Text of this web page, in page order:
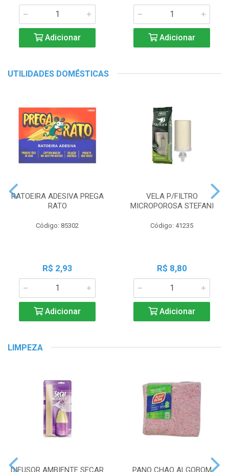
Adicionar Adicionar
UTILIDADES DOMÉSTICAS
RATOEIRA ADESIVA PREGA
RATO
Código: 85302
R$ 2,93
Adicionar
VELA P/FILTRO
MICROPOROSA STEFANI
Código: 41235
R$ 8,80
Adicionar
LIMPEZA
DIFUSOR AMBIENTE SECAR PANO CHAO ALGOBOM